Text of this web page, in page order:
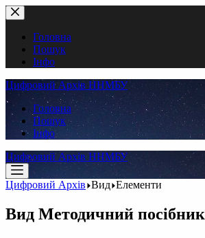
Перейти
до
вмістуГоловна
Пошук
Інфо
Цифровий Архів ННМБУ
Головна
Пошук
Інфо
Цифровий Архів ННМБУ
Цифровий Архів Вид Елементи
Вид Методичний посібник